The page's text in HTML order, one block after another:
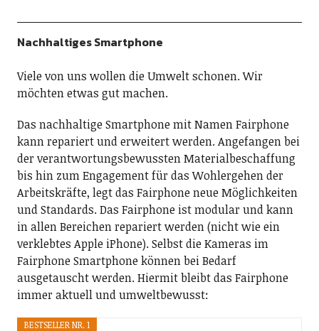
Nachhaltiges Smartphone
Viele von uns wollen die Umwelt schonen. Wir
möchten etwas gut machen.
Das nachhaltige Smartphone mit Namen Fairphone
kann repariert und erweitert werden. Angefangen bei
der verantwortungsbewussten Materialbeschaffung
bis hin zum Engagement für das Wohlergehen der
Arbeitskräfte, legt das Fairphone neue Möglichkeiten
und Standards. Das Fairphone ist modular und kann
in allen Bereichen repariert werden (nicht wie ein
verklebtes Apple iPhone). Selbst die Kameras im
Fairphone Smartphone können bei Bedarf
ausgetauscht werden. Hiermit bleibt das Fairphone
immer aktuell und umweltbewusst:
BESTSELLER NR. 1